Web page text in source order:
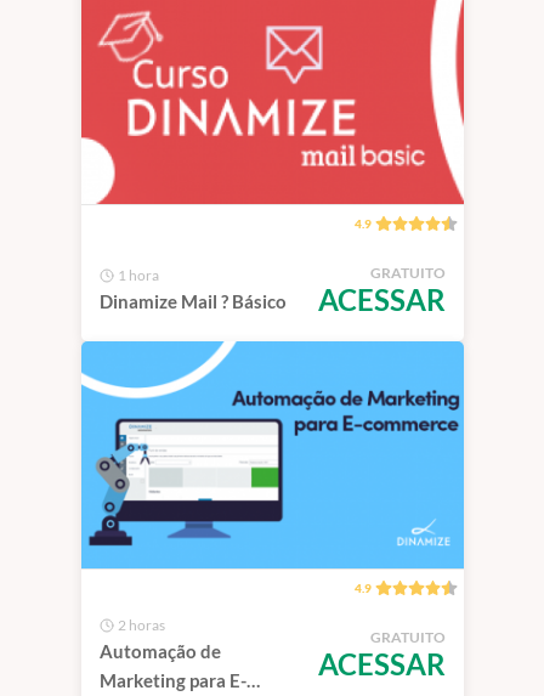
4.9
1 hora
Dinamize Mail ? Básico
GRATUITO
ACESSAR
4.9
2 horas
Automação de
Marketing para E-
GRATUITO
ACESSAR